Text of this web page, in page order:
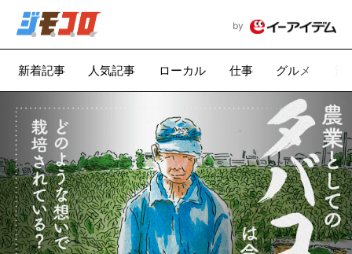
by
新着記事 人気記事 ローカル 仕事 グルメ